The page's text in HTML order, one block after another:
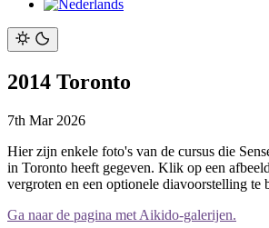
2014 Toronto
7th Mar 2026
Hier zijn enkele foto's van de cursus die
in Toronto heeft gegeven. Klik op een
vergroten en een optionele diavoorstelling te
Ga naar de pagina met Aikido-galerijen.